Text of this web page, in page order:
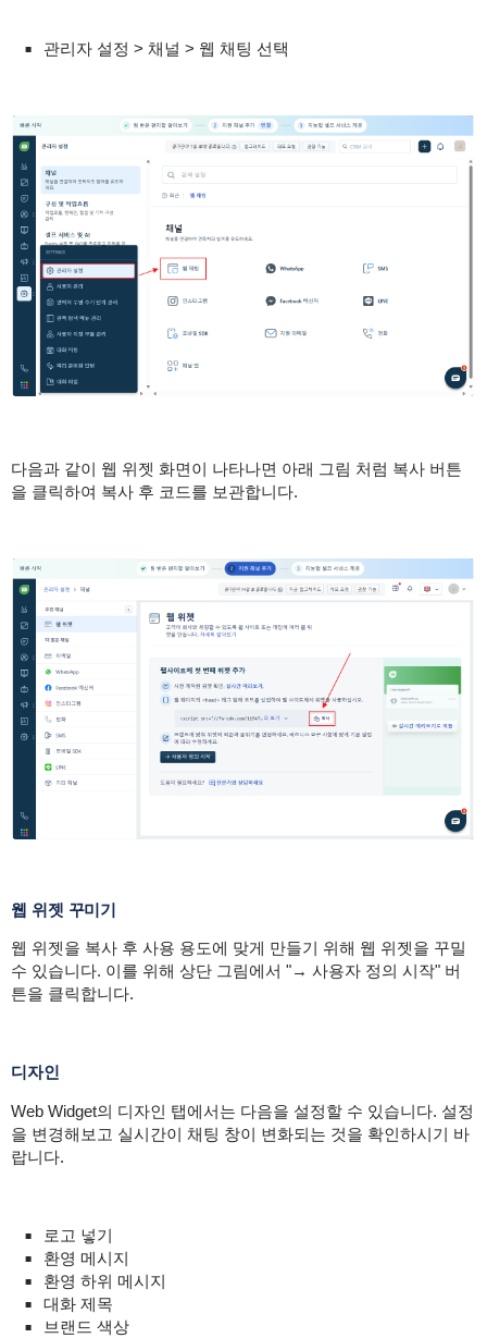
관리자 설정 > 채널 > 웹 채팅 선택
다음과 같이 웹 위젯 화면이 나타나면 아래 그림 처럼 복사 버튼
을 클릭하여 복사 후 코드를 보관합니다.
웹 위젯 꾸미기
웹 위젯을 복사 후 사용 용도에 맞게 만들기 위해 웹 위젯을 꾸밀
수 있습니다. 이를 위해 상단 그림에서 "→ 사용자 정의 시작" 버
튼을 클릭합니다.
디자인
Web Widget의 디자인 탭에서는 다음을 설정할 수 있습니다. 설정
을 변경해보고 실시간이 채팅 창이 변화되는 것을 확인하시기 바
랍니다.
로고 넣기
환영 메시지
환영 하위 메시지
대화 제목
브랜드 색상